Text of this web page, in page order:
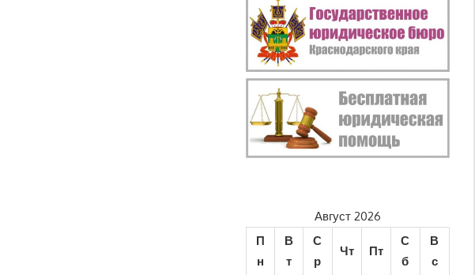
Август 2026
П
н
В
т
С
р
Чт Пт
С
б
В
с